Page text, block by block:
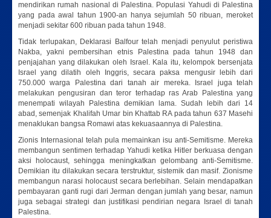
mendirikan rumah nasional di Palestina. Populasi Yahudi di Palestina
yang pada awal tahun 1900-an hanya sejumlah 50 ribuan, meroket
menjadi sekitar 600 ribuan pada tahun 1948.
Tidak terlupakan, Deklarasi Balfour telah menjadi penyulut peristiwa
Nakba, yakni pembersihan etnis Palestina pada tahun 1948 dan
penjajahan yang dilakukan oleh Israel. Kala itu, kelompok bersenjata
Israel yang dilatih oleh Inggris, secara paksa mengusir lebih dari
750.000 warga Palestina dari tanah air mereka. Israel juga telah
melakukan pengusiran dan teror terhadap ras Arab Palestina yang
menempati wilayah Palestina demikian lama. Sudah lebih dari 14
abad, semenjak Khalifah Umar bin Khattab RA pada tahun 637 Masehi
menaklukan bangsa Romawi atas kekuasaannya di Palestina.
Zionis Internasional telah pula memainkan isu anti-Semitisme. Mereka
membangun sentimen terhadap Yahudi ketika Hitler berkuasa dengan
aksi holocaust, sehingga meningkatkan gelombang anti-Semitisme.
Demikian itu dilakukan secara terstruktur, sistemik dan masif. Zionisme
membangun narasi holocaust secara berlebihan. Selain mendapatkan
pembayaran ganti rugi dari Jerman dengan jumlah yang besar, namun
juga sebagai strategi dan justifikasi pendirian negara Israel di tanah
Palestina.